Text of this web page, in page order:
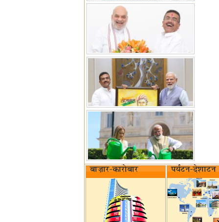
बाज़ार-कारोबार पर्यटन-देशाटन